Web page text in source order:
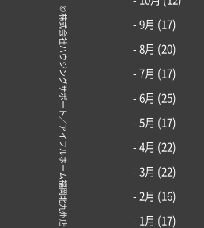
- 9月 (17)
- 8月 (20)
- 7月 (17)
- 6月 (25)
- 5月 (17)
- 4月 (22)
- 3月 (22)
- 2月 (16)
- 1月 (17)
© 株式会社ハウジングサポート／アイフルホーム福岡北九州店